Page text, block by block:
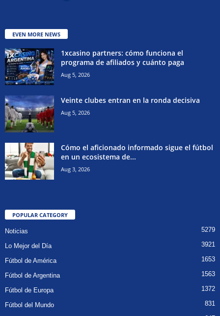
EVEN MORE NEWS
1xcasino partners: cómo funciona el
programa de afiliados y cuánto paga
Aug 5, 2026
Veinte clubes entran en la ronda decisiva
Aug 5, 2026
Cómo el aficionado informado sigue el fútbol
en un ecosistema de...
Aug 3, 2026
POPULAR CATEGORY
Noticias 5279
Lo Mejor del Día 3921
Fútbol de América 1653
Fútbol de Argentina 1563
Fútbol de Europa 1372
Fútbol del Mundo
831